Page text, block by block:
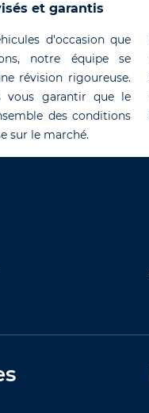
et garantis
d'occasion que
notre équipe se
révision rigoureuse.
vous garantir que le
des conditions
sur le marché.